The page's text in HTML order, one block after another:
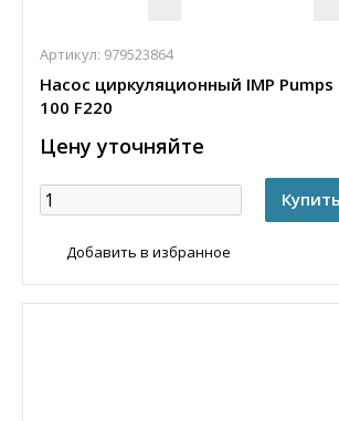
Артикул: 979523864
Насос циркуляционный IMP Pumps
100 F220
Цену уточняйте
Добавить в избранное